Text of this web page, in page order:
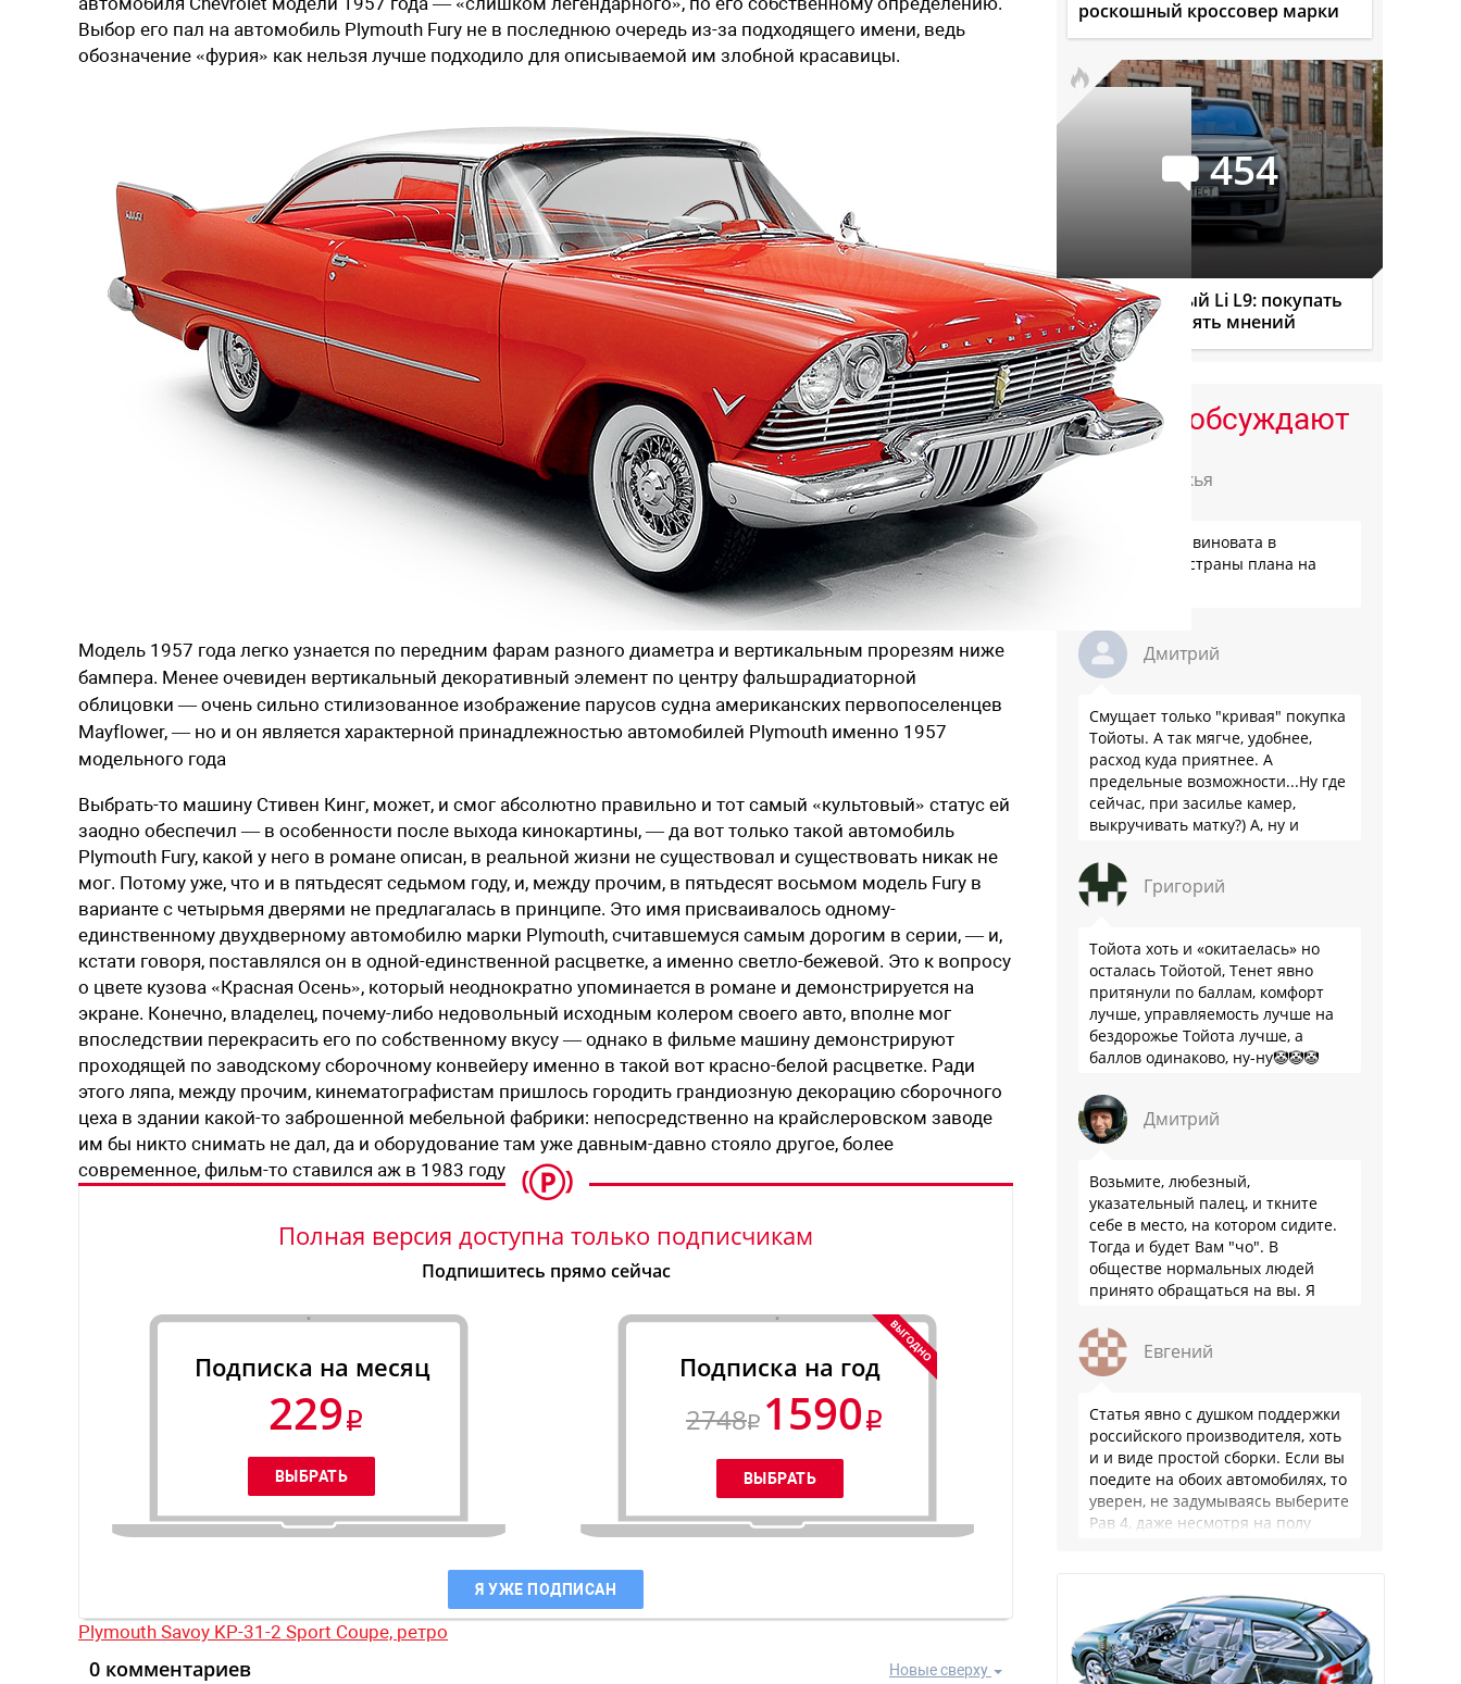
Выбор его пал на автомобиль Plymouth Fury не в последнюю очередь из-за подходящего имени, ведь
обозначение «фурия» как нельзя лучше подходило для описываемой им злобной красавицы.
Модель 1957 года легко узнается по передним фарам разного диаметра и вертикальным прорезям ниже
бампера. Менее очевиден вертикальный декоративный элемент по центру фальшрадиаторной
облицовки — очень сильно стилизованное изображение парусов судна американских первопоселенцев
Mayflower, — но и он является характерной принадлежностью автомобилей Plymouth именно 1957
модельного года
Выбрать-то машину Стивен Кинг, может, и смог абсолютно правильно и тот самый «культовый» статус ей
заодно обеспечил — в особенности после выхода кинокартины, — да вот только такой автомобиль
Plymouth Fury, какой у него в романе описан, в реальной жизни не существовал и существовать никак не
мог. Потому уже, что и в пятьдесят седьмом году, и, между прочим, в пятьдесят восьмом модель Fury в
варианте с четырьмя дверями не предлагалась в принципе. Это имя присваивалось одному-
единственному двухдверному автомобилю марки Plymouth, считавшемуся самым дорогим в серии, — и,
кстати говоря, поставлялся он в одной-единственной расцветке, а именно светло-бежевой. Это к вопросу
о цвете кузова «Красная Осень», который неоднократно упоминается в романе и демонстрируется на
экране. Конечно, владелец, почему-либо недовольный исходным колером своего авто, вполне мог
впоследствии перекрасить его по собственному вкусу — однако в фильме машину демонстрируют
проходящей по заводскому сборочному конвейеру именно в такой вот красно-белой расцветке. Ради
этого ляпа, между прочим, кинематографистам пришлось городить грандиозную декорацию сборочного
цеха в здании какой-то заброшенной мебельной фабрики: непосредственно на крайслеровском заводе
им бы никто снимать не дал, да и оборудование там уже давным-давно стояло другое, более
современное, фильм-то ставился аж в 1983 году.
Полная версия доступна только подписчикам
Подпишитесь прямо сейчас
Подписка на месяц
229
Подписка на год
2748 1590
Я УЖЕ ПОДПИСАН
Plymouth Savoy KP-31-2 Sport Coupe, ретро
Новые сверху
0 комментариев
роскошный кроссовер марки
454
Официальный Li L9: покупать
или нет? Девять мнений
Сейчас обсуждают
Санькья
Разве Тойота виновата в
отсутствии у страны плана на
Дмитрий
Смущает только "кривая" покупка
Тойоты. А так мягче, удобнее,
расход куда приятнее. А
предельные возможности...Ну где
сейчас, при засилье камер,
выкручивать матку?) А, ну и
забываем.
Григорий
Тойота хоть и «окитаелась» но
осталась Тойотой, Тенет явно
притянули по баллам, комфорт
лучше, управляемость лучше на
бездорожье Тойота лучше, а
баллов одинаково, ну-ну🤡🤡🤡
Дмитрий
Возьмите, любезный,
указательный палец, и ткните
себе в место, на котором сидите.
Тогда и будет Вам "чо". В
обществе нормальных людей
принято обращаться на вы. Я
Евгений
Статья явно с душком поддержки
российского производителя, хоть
и и виде простой сборки. Если вы
поедите на обоих автомобилях, то
уверен, не задумываясь выберите
Рав 4, даже несмотря на полу